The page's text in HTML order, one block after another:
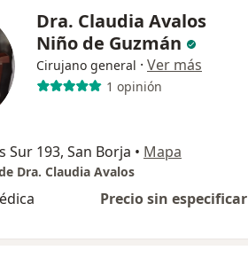
Dra. Claudia Avalos
Niño de Guzmán
Cirujano general · Ver más
1 opinión
Sur 193, San Borja • Mapa
Dra. Claudia Avalos
Precio sin especificar